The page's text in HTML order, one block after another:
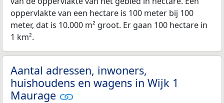
oppervlakte van een hectare is 100 meter bij 100
meter, dat is 10.000 m² groot. Er gaan 100 hectare in
1 km².
Aantal adressen, inwoners,
huishoudens en wagens in Wijk 1
Maurage